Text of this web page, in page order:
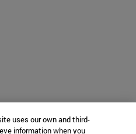
uses our own and third-
information when you